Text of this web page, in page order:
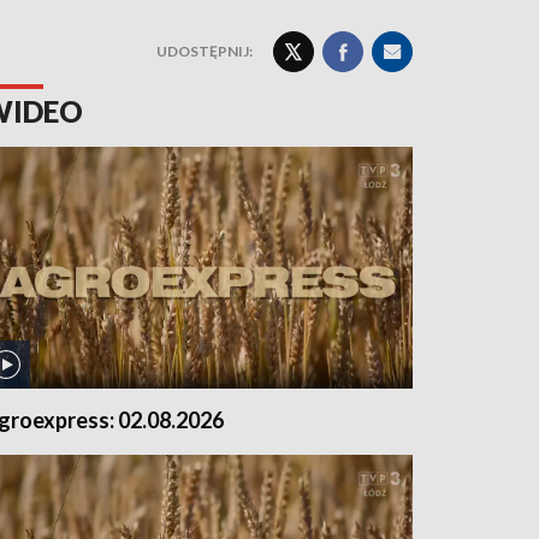
UDOSTĘPNIJ:
02.08.2026